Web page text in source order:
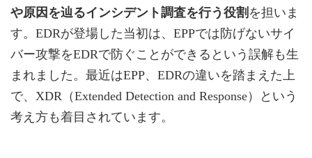
や原因を辿るインシデント調査を行う役割 を担いま
す。EDRが登場した当初は、EPPでは防げないサイ
バー攻撃をEDRで防ぐことができるという誤解も生
まれました。最近はEPP、EDRの違いを踏まえた上
で、XDR（Extended Detection and Response）という
考え方も着目されています。